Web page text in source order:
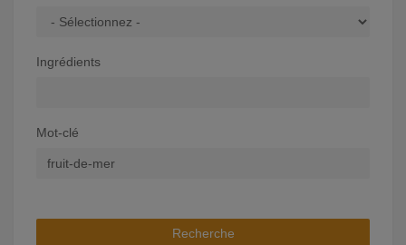
Ingrédients
Mot-clé
Recherche